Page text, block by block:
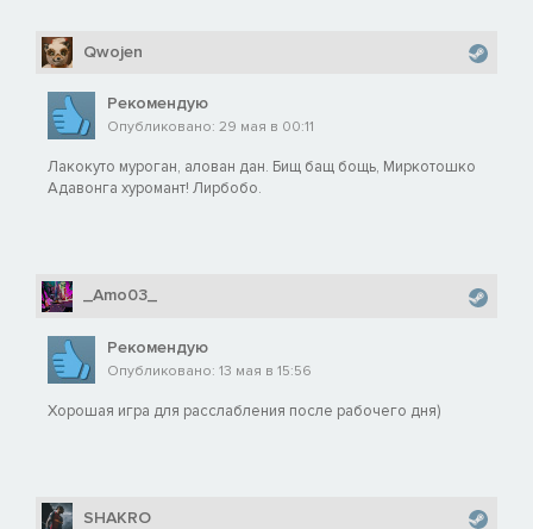
Qwojen
Рекомендую
Опубликовано: 29 мая в 00:11
Лакокуто муроган, алован дан. Бищ бащ бощь, Миркотошко
Адавонга хуромант! Лирбобо.
_Amo03_
Рекомендую
Опубликовано: 13 мая в 15:56
Хорошая игра для расслабления после рабочего дня)
SHAKRO